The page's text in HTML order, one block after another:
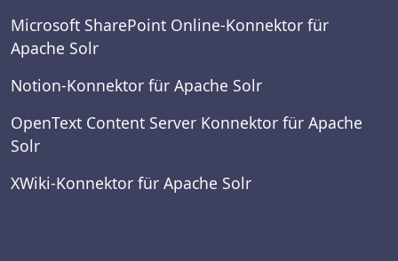
Microsoft SharePoint Online-Konnektor für
Apache Solr
Notion-Konnektor für Apache Solr
OpenText Content Server Konnektor für Apache
Solr
XWiki-Konnektor für Apache Solr